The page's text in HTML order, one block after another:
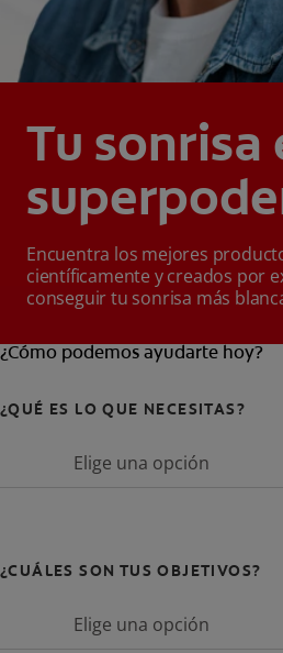
Tu sonrisa
Encuentra los mejores
científicamente y creados por
conseguir tu sonrisa más
¿Cómo podemos ayudarte hoy?
¿QUÉ ES LO QUE NECESITAS?
Elige una opción
¿CUÁLES SON TUS OBJETIVOS?
Elige una opción